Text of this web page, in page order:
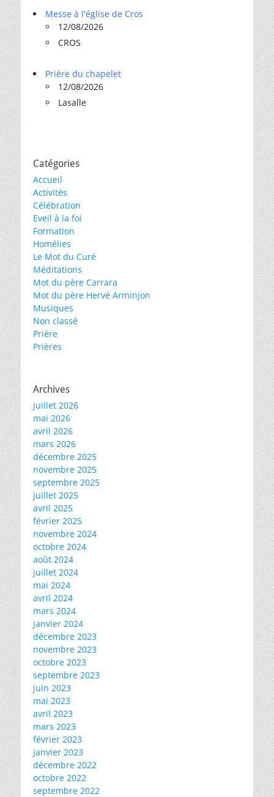
Messe à l'église de Cros
12/08/2026
CROS
Prière du chapelet
12/08/2026
Lasalle
Catégories
Accueil
Activités
Célébration
Eveil à la foi
Formation
Homélies
Le Mot du Curé
Méditations
Mot du père Carrara
Mot du père Hervé Arminjon
Musiques
Non classé
Prière
Prières
Archives
juillet 2026
mai 2026
avril 2026
mars 2026
décembre 2025
novembre 2025
septembre 2025
juillet 2025
avril 2025
février 2025
novembre 2024
octobre 2024
août 2024
juillet 2024
mai 2024
avril 2024
mars 2024
janvier 2024
décembre 2023
novembre 2023
octobre 2023
septembre 2023
juin 2023
mai 2023
avril 2023
mars 2023
février 2023
janvier 2023
décembre 2022
octobre 2022
septembre 2022